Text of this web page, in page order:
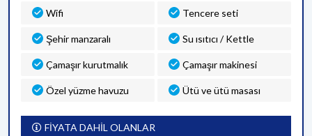
Wifi Tencere seti
Şehir manzaralı Su ısıtıcı / Kettle
Çamaşır kurutmalık Çamaşır makinesi
Özel yüzme havuzu Ütü ve ütü masası
FİYATA DAHİL OLANLAR